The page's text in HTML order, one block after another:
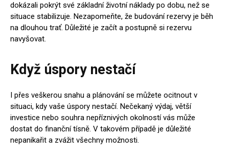
dokázali pokrýt své základní životní náklady po dobu, než se
situace stabilizuje. Nezapomeňte, že budování rezervy je běh
na dlouhou trať. Důležité je začít a postupně si rezervu
navyšovat.
Když úspory nestačí
I přes veškerou snahu a plánování se můžete ocitnout v
situaci, kdy vaše úspory nestačí. Nečekaný výdaj, větší
investice nebo souhra nepříznivých okolností vás může
dostat do finanční tísně. V takovém případě je důležité
nepanikařit a zvážit všechny možnosti.